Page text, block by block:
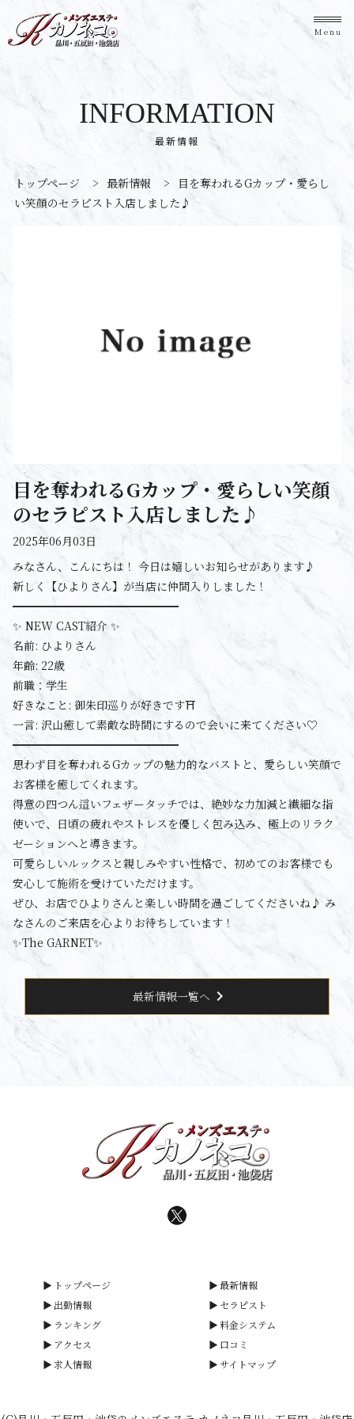
Menu
最新情報
INFORMATION
トップページ > 最新情報 >
目を奪われるGカップ・愛らし
い笑顔のセラピスト入店しました♪
目を奪われるGカップ・愛らしい笑顔
のセラピスト入店しました♪
2025年06月03日
みなさん、こんにちは！ 今日は嬉しいお知らせがあります♪
新しく【ひよりさん】が当店に仲間入りしました！
━━━━━━━━━━━━━━━
✨ NEW CAST紹介 ✨
名前: ひよりさん
年齢: 22歳
前職：学生
好きなこと: 御朱印巡りが好きです⛩
一言: 沢山癒して素敵な時間にするので会いに来てください♡
━━━━━━━━━━━━━━━
思わず目を奪われるGカップの魅力的なバストと、愛らしい笑顔で
お客様を癒してくれます。
得意の四つん這いフェザータッチでは、絶妙な力加減と繊細な指
使いで、日頃の疲れやストレスを優しく包み込み、極上のリラク
ゼーションへと導きます。
可愛らしいルックスと親しみやすい性格で、初めてのお客様でも
安心して施術を受けていただけます。
ぜひ、お店でひよりさんと楽しい時間を過ごしてくださいね♪ み
なさんのご来店を心よりお待ちしています！
✨The GARNET✨
最新情報一覧へ chevron_right
トップページ
最新情報
出勤情報
セラピスト
ランキング
料金システム
アクセス
口コミ
求人情報
サイトマップ